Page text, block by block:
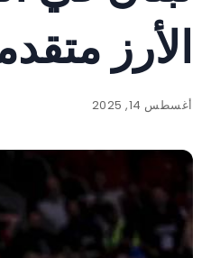
الأرز متقدما
أغسطس 14, 2025